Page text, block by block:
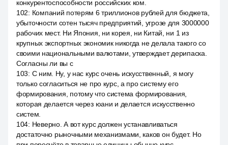
конкурентоспособности российских ком.
102: Компаний потерям 6 триллионов рублей для бюджета,
убыточности сотен тысяч предприятий, угрозе для 3000000
рабочих мест. Ни Япония, ни корея, ни Китай, ни 1 из
крупных экспортных экономик никогда не делала такого со
своими национальными валютами, утверждает дерипаска.
Согласны ли вы с
103: С ним. Ну, у нас курс очень искусственный, я могу
только согласиться не про курс, а про систему его
формирования, потому что система формирования,
которая делается через юани и делается искусственно
систем.
104: Неверно. А вот курс должен устанавливаться
достаточно рыночными механизмами, каков он будет. Но